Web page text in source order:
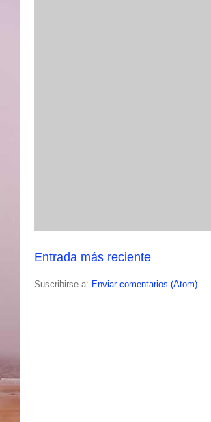
Entrada más reciente
Suscribirse a: Enviar comentarios (Atom)